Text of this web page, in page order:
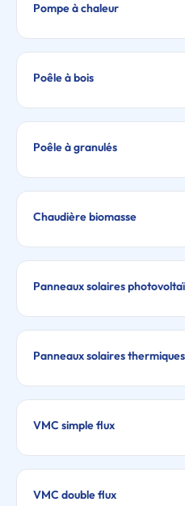
Pompe à chaleur
Poêle à bois
Poêle à granulés
Chaudière biomasse
Panneaux solaires
Panneaux solaires thermiques
VMC simple flux
VMC double flux